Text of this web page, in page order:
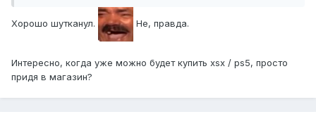
Хорошо шутканул. Не, правда.
Интересно, когда уже можно будет купить xsx / ps5, просто
придя в магазин?